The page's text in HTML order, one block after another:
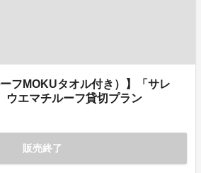
フMOKUタオル付き）】「サレ
エマチルーフ貸切プラン
販売終了